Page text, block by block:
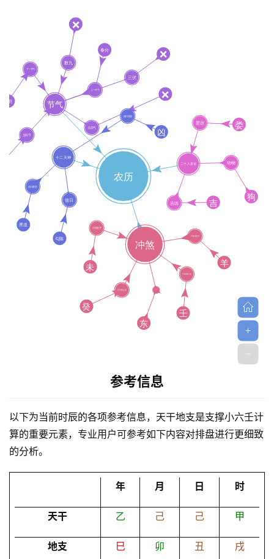
黄
参考信息
以下为当前时辰的各项参考信息，天干地支是支撑小六壬计
算的重要元素，专业用户可参考如下内容对排盘进行更细致
的分析。
年 月 日 时
天干 乙 己 己 甲
地支 巳 卯 丑 戌